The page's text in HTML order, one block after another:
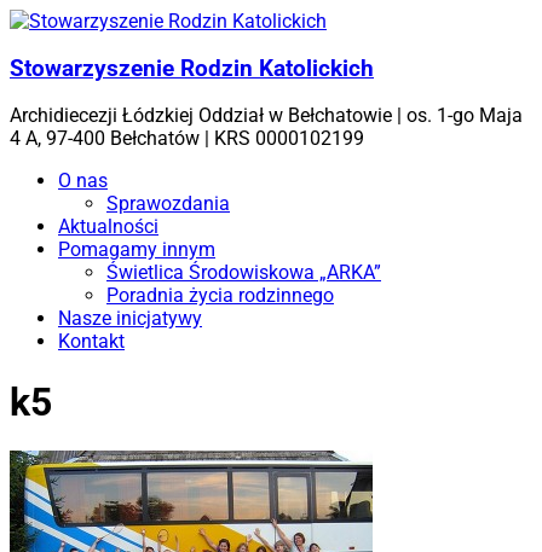
Skip
content
Stowarzyszenie Rodzin Katolickich
Archidiecezji Łódzkiej Oddział w Bełchatowie | os. 1-go Maja
4 A, 97-400 Bełchatów | KRS 0000102199
Menu
O nas
Sprawozdania
Aktualności
Pomagamy innym
Świetlica Środowiskowa „ARKA”
Poradnia życia rodzinnego
Nasze inicjatywy
Kontakt
k5